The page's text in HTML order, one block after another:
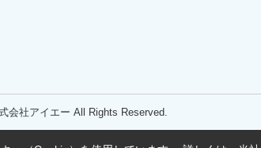
会社アイエー All Rights Reserved.